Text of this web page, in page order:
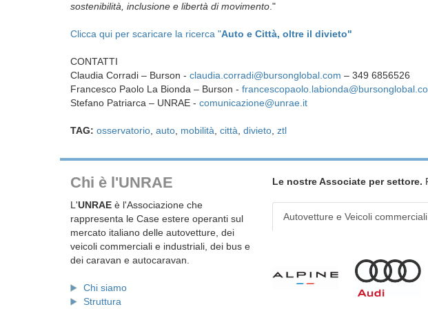
sostenibilità, inclusione e libertà di movimento ."
Clicca qui per scaricare la ricerca "Auto e Città, oltre il divieto"
CONTATTI
Claudia Corradi – Burson - claudia.corradi@bursonglobal.com – 349 6856526
Francesco Paolo La Bionda – Burson -
Stefano Patriarca – UNRAE - comunicazione@unrae.it
TAG: osservatorio auto mobilità città divieto ztl
Chi è l'UNRAE
L'UNRAE è l'Associazione che
rappresenta le Case estere operanti sul
mercato italiano delle autovetture, dei
veicoli commerciali e industriali, dei bus e
dei caravan e autocaravan.
Chi siamo
Struttura
Le nostre Associate per settore.
Autovetture e Veicoli commerciali